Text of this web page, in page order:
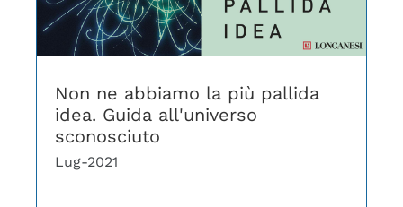
Non ne abbiamo la più pallida
idea. Guida all'universo
sconosciuto
Lug-2021